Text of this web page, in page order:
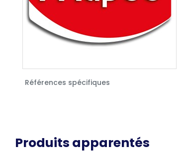
Références spécifiques
Produits apparentés